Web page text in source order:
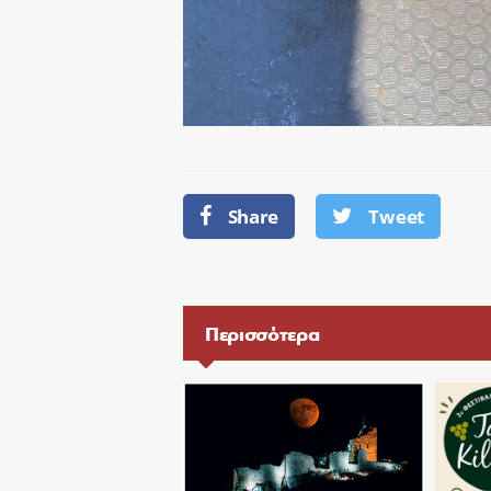
Share Tweet
Περισσότερα